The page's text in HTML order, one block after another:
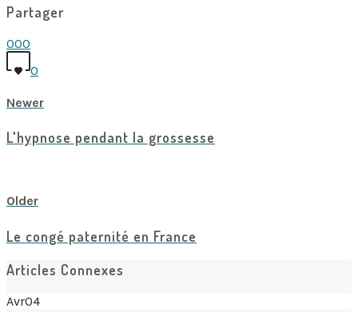
Partager
000
0
Newer
L'hypnose pendant la grossesse
Older
Le congé paternité en France
Articles Connexes
Avr04